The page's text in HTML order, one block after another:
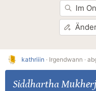
Im
kathriiin · Irgendwann ·
Siddhartha